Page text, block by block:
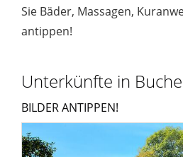
Sie Bäder, Massagen,
antippen!
Unterkünfte in
BILDER ANTIPPEN!